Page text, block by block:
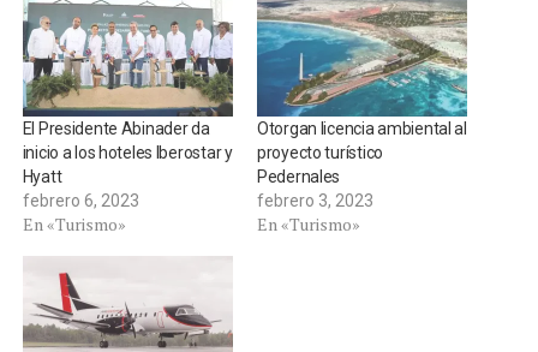
El Presidente Abinader da
inicio a los hoteles Iberostar y
Hyatt
febrero 6, 2023
En «Turismo»
Otorgan licencia ambiental al
proyecto turístico
Pedernales
febrero 3, 2023
En «Turismo»